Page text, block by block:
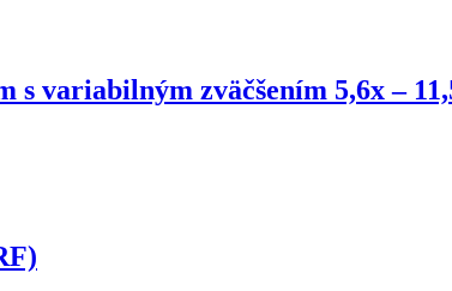
s variabilným zväčšením 5,6x –